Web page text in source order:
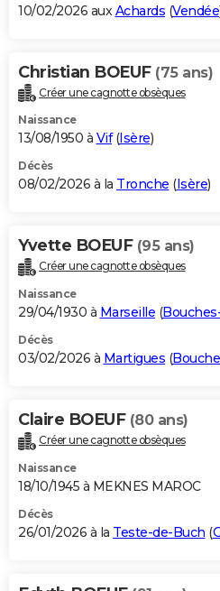
10/02/2026 aux Achards (Vendée
Christian BOEUF (75 ans)
Créer une cagnotte obsèques
Naissance
13/08/1950 à Vif(Isère)
Décès
08/02/2026 à la Tronche (Isère)
Yvette BOEUF (95 ans)
Créer une cagnotte obsèques
Naissance
29/04/1930 à Marseille (
Décès
03/02/2026 à Martigues (
Claire BOEUF (80 ans)
Créer une cagnotte obsèques
Naissance
18/10/1945 à MEKNES MAROC
Décès
26/01/2026 à la Teste-de-Buch (